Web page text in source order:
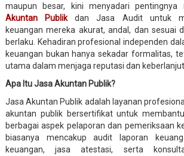
maupun besar, kini menyadari pentingnya
Akuntan Publikdan Jasa Audit untuk
keuangan mereka akurat, andal, dan sesuai
berlaku. Kehadiran profesional independen
keuangan bukan hanya sekadar formalitas,
utama dalam menjaga reputasi dan
Apa Itu Jasa Akuntan Publik?
Jasa Akuntan Publik adalah layanan
akuntan publik bersertifikat untuk
berbagai aspek pelaporan dan pemeriksaan
biasanya mencakup audit laporan
keuangan, jasa atestasi, serta